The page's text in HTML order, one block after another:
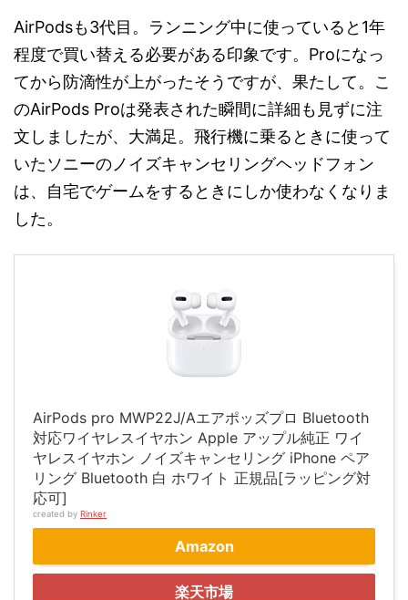
AirPodsも3代目。ランニング中に使っていると1年
程度で買い替える必要がある印象です。Proになっ
てから防滴性が上がったそうですが、果たして。こ
のAirPods Proは発表された瞬間に詳細も見ずに注
文しましたが、大満足。飛行機に乗るときに使って
いたソニーのノイズキャンセリングヘッドフォン
は、自宅でゲームをするときにしか使わなくなりま
した。
AirPods pro MWP22J/Aエアポッズプロ Bluetooth
対応ワイヤレスイヤホン Apple アップル純正 ワイ
ヤレスイヤホン ノイズキャンセリング iPhone ペア
リング Bluetooth 白 ホワイト 正規品[ラッピング対
応可]
created by Rinker
Amazon
楽天市場